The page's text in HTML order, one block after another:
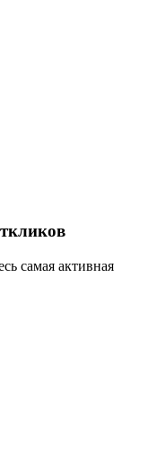
самая активная